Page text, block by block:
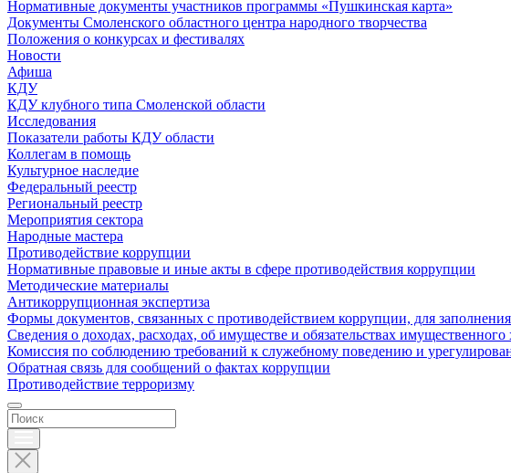
Нормативные документы участников программы «Пушкинская карта»
Документы Смоленского областного центра народного творчества
Положения о конкурсах и фестивалях
Новости
Афиша
КДУ
КДУ клубного типа Смоленской области
Исследования
Показатели работы КДУ области
Коллегам в помощь
Культурное наследие
Федеральный реестр
Региональный реестр
Мероприятия сектора
Народные мастера
Противодействие коррупции
Нормативные правовые и иные акты в сфере противодействия коррупции
Методические материалы
Антикоррупционная экспертиза
Формы документов, связанных с противодействием коррупции, для заполнения
Сведения о доходах, расходах, об имуществе и обязательствах имущественного
Комиссия по соблюдению требований к служебному поведению и
Обратная связь для сообщений о фактах коррупции
Противодействие терроризму